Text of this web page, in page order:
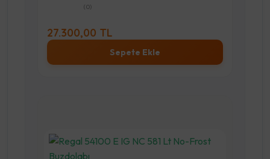
(0)
27.300,00 TL
Sepete Ekle